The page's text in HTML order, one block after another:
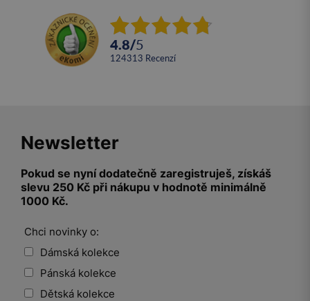
4.8/5
124313 recenzí
Newsletter
Pokud se nyní dodatečně zaregistruješ, získáš
slevu 250 Kč při nákupu v hodnotě minimálně
1000 Kč.
Chci novinky o:
Dámská kolekce
Pánská kolekce
Dětská kolekce